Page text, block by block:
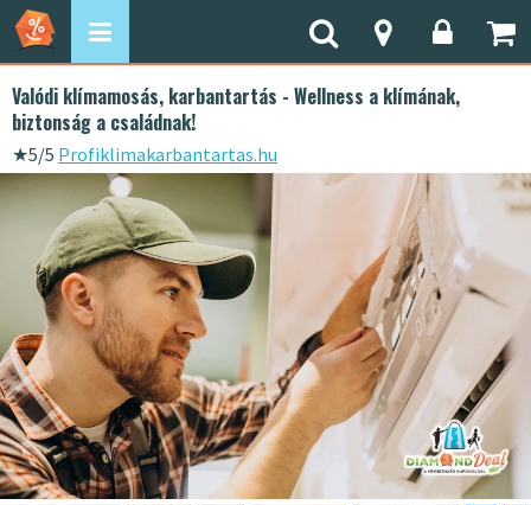
Valódi klímamosás, karbantartás - Wellness a klímának,
biztonság a családnak!
★5/5 Profiklimakarbantartas.hu